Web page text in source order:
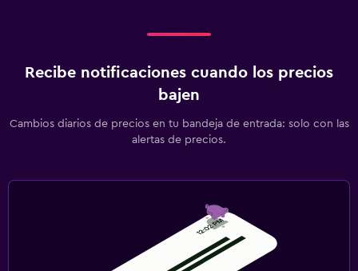
Recibe notificaciones cuando los precios
bajen
Cambios diarios de precios en tu bandeja de entrada: solo con las
alertas de precios.